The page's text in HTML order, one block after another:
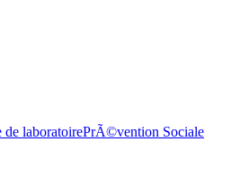
de laboratoirePrÃ©vention Sociale